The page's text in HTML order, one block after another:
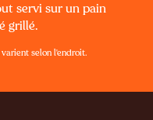
servi sur un pain
grillé.
selon l'endroit.